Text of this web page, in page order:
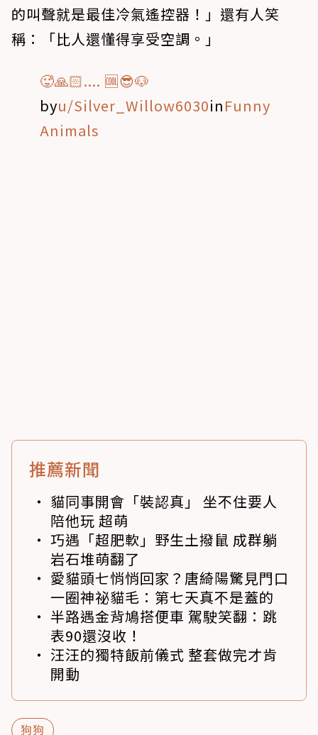
的叫聲就是最佳冷氣遙控器！」還有人笑
稱：「比人還懂得享受空調。」
🥵🙏🏻.... 🆒😎🐶
byu/Silver_Willow6030inFunny
Animals
推薦新聞
貓同事開會「裝認真」 坐不住要人
陪他玩 超萌
巧遇「超肥軟」野生土撥鼠 成群躺
岩石堆萌翻了
愛貓頭七悄悄回家？唐綺陽驚見門口
一圈神祕貓毛：第七天真不是蓋的
半路遇金背鳩搭便車 駕駛笑翻：跳
表90還沒收！
汪汪的獨特飯前儀式 整套做完才肯
開動
狗狗